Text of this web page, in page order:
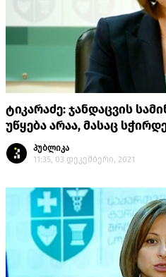
ტიკარაძე: ჯანდაცვის
უწყება არაა, მასაც
პუბლიკა
11:35, 03 დეკემბერი, 2021